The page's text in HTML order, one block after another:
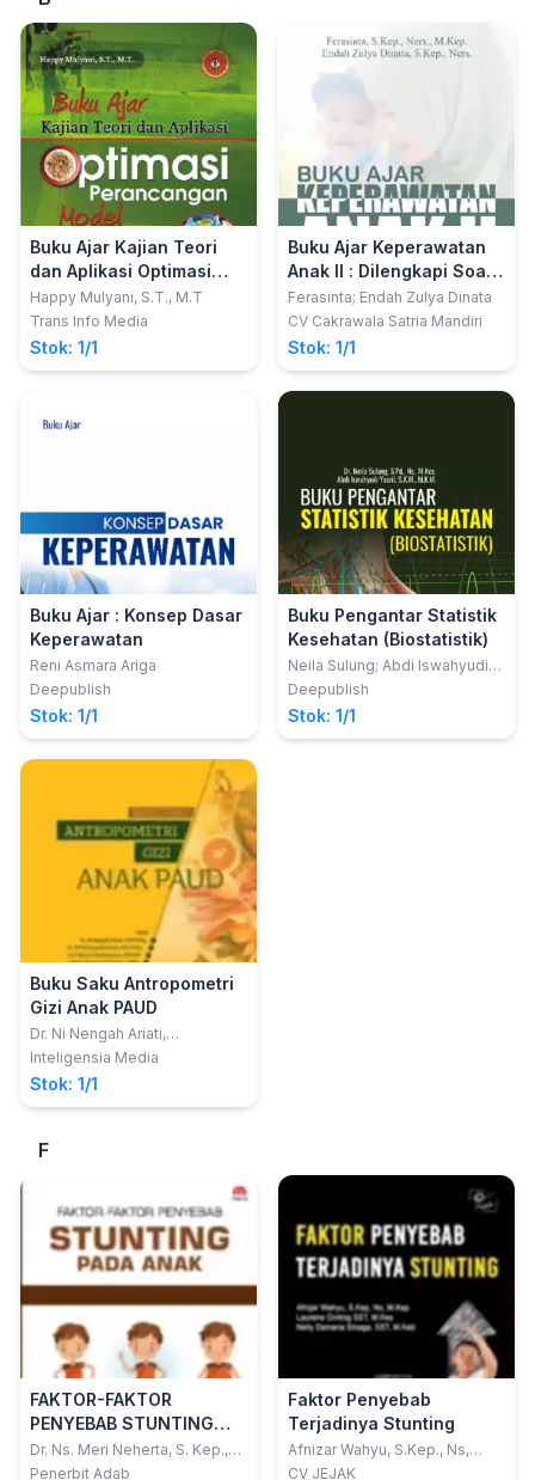
Buku Ajar Kajian Teori
dan Aplikasi Optimasi
Perancangan Model
Pengomposan
Happy Mulyani, S.T., M.T
Trans Info Media
Stok: 1/1
Buku Ajar Keperawatan
Anak II : Dilengkapi Soal
UKOM Keperawatan Anak
Ferasinta; Endah Zulya Dinata
CV Cakrawala Satria Mandiri
Stok: 1/1
Buku Ajar : Konsep Dasar
Keperawatan
Reni Asmara Ariga
Deepublish
Stok: 1/1
Buku Pengantar Statistik
Kesehatan (Biostatistik)
Neila Sulung; Abdi Iswahyudi
Yasril
Deepublish
Stok: 1/1
Buku Saku Antropometri
Gizi Anak PAUD
Dr. Ni Nengah Ariati,
SST.M.Erg.; dkk
Inteligensia Media
Stok: 1/1
F
FAKTOR-FAKTOR
PENYEBAB STUNTING
PADA ANAK
Dr. Ns. Meri Neherta, S. Kep.,
M. Biomed.,; Dr. Deswita, S.Kp.,
Penerbit Adab
Faktor Penyebab
Terjadinya Stunting
Afnizar Wahyu, S.Kep., Ns,
M.Kep.; Laurena Ginting SST,
CV JEJAK